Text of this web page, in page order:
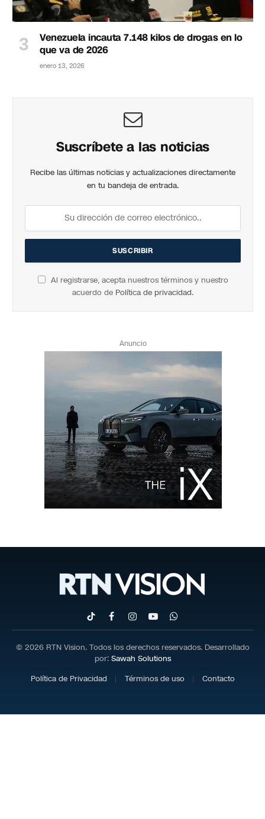
Venezuela incauta 7.148 kilos de drogas en lo
que va de 2026
enero 13, 2026
Suscríbete a las noticias
Recibe las últimas noticias y actualizaciones directamente
en tu bandeja de entrada.
Al registrarse, acepta nuestros términos y nuestro
acuerdo de Política de privacidad.
Anuncio
TikTokFacebookInstagram
YouTubeWhatsApp
© 2026 RTN Vision. Todos los derechos reservados. Desarrollado
por: Sawah Solutions
Política de Privacidad
Términos de uso Contacto